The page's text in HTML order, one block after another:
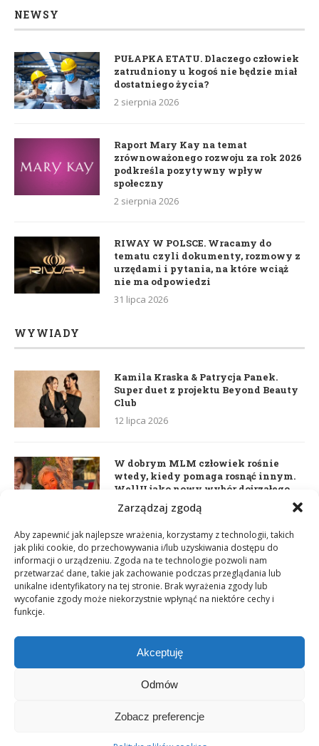
Zarządzaj zgodą
Aby zapewnić jak najlepsze wrażenia, korzystamy z technologii, takich
jak pliki cookie, do przechowywania i/lub uzyskiwania dostępu do
informacji o urządzeniu. Zgoda na te technologie pozwoli nam
przetwarzać dane, takie jak zachowanie podczas przeglądania lub
unikalne identyfikatory na tej stronie. Brak wyrażenia zgody lub
wycofanie zgody może niekorzystnie wpłynąć na niektóre cechy i
funkcje.
Akceptuję
Odmów
Zobacz preferencje
NEWSY
PUŁAPKA ETATU. Dlaczego człowiek
zatrudniony u kogoś nie będzie miał
dostatniego życia?
2 sierpnia 2026
Raport Mary Kay na temat
zrównoważonego rozwoju za rok 2026
podkreśla pozytywny wpływ
społeczny
2 sierpnia 2026
RIWAY W POLSCE. Wracamy do
tematu czyli dokumenty, rozmowy z
urzędami i pytania, na które wciąż
nie ma odpowiedzi
31 lipca 2026
WYWIADY
Kamila Kraska & Patrycja Panek.
Super duet z projektu Beyond Beauty
Club
12 lipca 2026
W dobrym MLM człowiek rośnie
wtedy, kiedy pomaga rosnąć innym.
WellU jako nowy wybór dojrzałego
Daria Dudzik. Kocham Cię
17 kwietnia 2026
World